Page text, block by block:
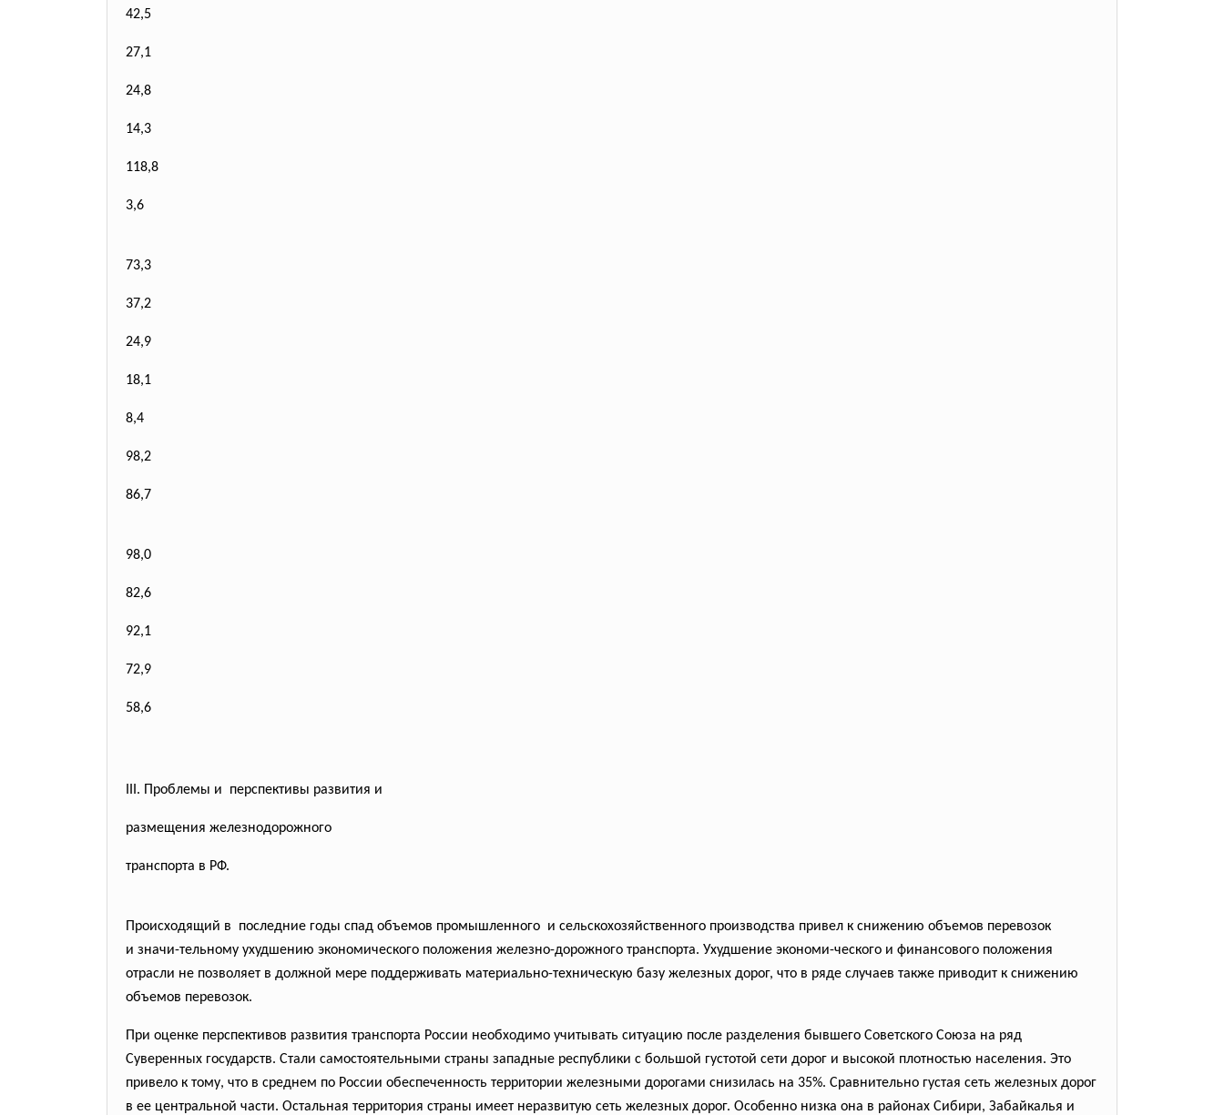
42,5
27,1
24,8
14,3
118,8
3,6
73,3
37,2
24,9
18,1
8,4
98,2
86,7
98,0
82,6
92,1
72,9
58,6
III. Проблемы и перспективы развития и
размещения железнодорожного
транспорта в РФ.
Происходящий в последние годы спад объемов промышленного и сельскохозяйственного производства привел к снижению объемов перевозок
и значи-тельному ухудшению экономического положения железно-дорожного транспорта. Ухудшение экономи-ческого и финансового положения
отрасли не позволяет в должной мере поддерживать материально-техническую базу железных дорог, что в ряде случаев также приводит к снижению
объемов перевозок.
При оценке перспективов развития транспорта России необходимо учитывать ситуацию после разделения бывшего Советского Союза на ряд
Суверенных государств. Стали самостоятельными страны западные республики с большой густотой сети дорог и высокой плотностью населения. Это
привело к тому, что в среднем по России обеспеченность территории железными дорогами снизилась на 35%. Сравнительно густая сеть железных дорог
в ее центральной части. Остальная территория страны имеет неразвитую сеть железных дорог. Особенно низка она в районах Сибири, Забайкалья и